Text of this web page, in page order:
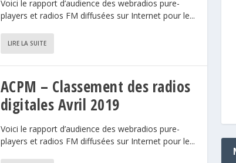
Voici le rapport d’audience des webradios pure-
players et radios FM diffusées sur Internet pour le...
LIRE LA SUITE
ACPM – Classement des radios
digitales Avril 2019
Voici le rapport d’audience des webradios pure-
players et radios FM diffusées sur Internet pour le...